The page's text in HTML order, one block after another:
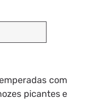
com
picantes e